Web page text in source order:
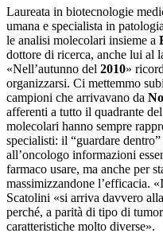
Laureata in biotecnologie
umana e specialista in
le analisi molecolari insieme a
dottore di ricerca, anche lui al
«Nell’autunno del 2010»
organizzarsi. Ci mettemmo
campioni che arrivavano da
afferenti a tutto il quadrante
molecolari hanno sempre
specialisti: il “guardare
all’oncologo informazioni
farmaco usare, ma anche per
massimizzandone l’efficacia.
Scatolini «si arriva davvero
perché, a parità di tipo di
caratteristiche molto diverse».